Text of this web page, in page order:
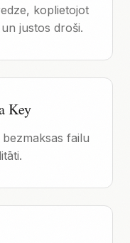
koplietojot
justos droši.
Key
failu